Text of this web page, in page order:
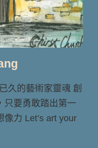
久的藝術家靈魂 創
只要勇敢踏出第一
力 Let’s art your